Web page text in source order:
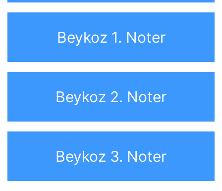
Beykoz 1. Noter
Beykoz 2. Noter
Beykoz 3. Noter